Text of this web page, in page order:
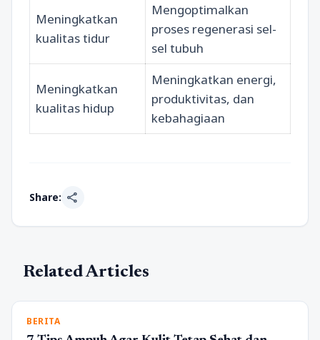
Meningkatkan
kualitas tidur
Mengoptimalkan
proses regenerasi sel-
sel tubuh
Meningkatkan
kualitas hidup
Meningkatkan energi,
produktivitas, dan
kebahagiaan
Share: share
Related Articles
BERITA